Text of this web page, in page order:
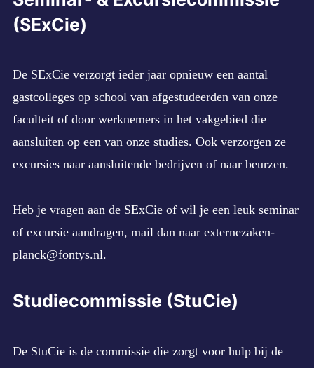
(SExCie)
De SExCie verzorgt ieder jaar opnieuw een aantal
gastcolleges op school van afgestudeerden van onze
faculteit of door werknemers in het vakgebied die
aansluiten op een van onze studies. Ook verzorgen ze
excursies naar aansluitende bedrijven of naar beurzen.
Heb je vragen aan de SExCie of wil je een leuk seminar
of excursie aandragen, mail dan naar externezaken-
planck@fontys.nl.
Studiecommissie (StuCie)
De StuCie is de commissie die zorgt voor hulp bij de